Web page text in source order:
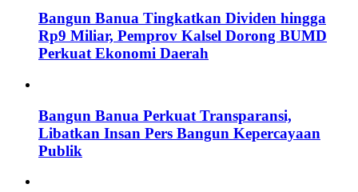
Bangun Banua Tingkatkan Dividen hingga
Rp9 Miliar, Pemprov Kalsel Dorong BUMD
Perkuat Ekonomi Daerah
Bangun Banua Perkuat Transparansi,
Libatkan Insan Pers Bangun Kepercayaan
Publik